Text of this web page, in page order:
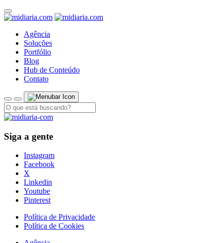
Agência
Soluções
Portfólio
Blog
Hub de Conteúdo
Contato
Siga a gente
Instagram
Facebook
X
Linkedin
Youtube
Pinterest
Política de Privacidade
Política de Cookies